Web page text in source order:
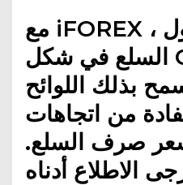
مع iFOREX ، يمكنك تداول
السلع في شكل CFD مع رافعة
بذلك اللوائح
من اتجاهات
صرف السلع.